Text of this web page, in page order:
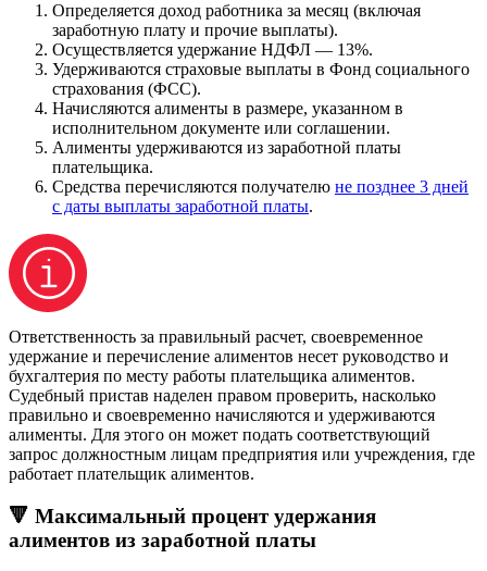
Определяется доход работника за месяц (включая
заработную плату и прочие выплаты).
Осуществляется удержание НДФЛ — 13%.
Удерживаются страховые выплаты в Фонд социального
страхования (ФСС).
Начисляются алименты в размере, указанном в
исполнительном документе или соглашении.
Алименты удерживаются из заработной платы
плательщика.
Средства перечисляются получателю не позднее 3 дней
с даты выплаты заработной платы.
Ответственность за правильный расчет, своевременное
удержание и перечисление алиментов несет руководство и
бухгалтерия по месту работы плательщика алиментов.
Судебный пристав наделен правом проверить, насколько
правильно и своевременно начисляются и удерживаются
алименты. Для этого он может подать соответствующий
запрос должностным лицам предприятия или учреждения, где
работает плательщик алиментов.
🔻 Максимальный процент удержания
алиментов из заработной платы